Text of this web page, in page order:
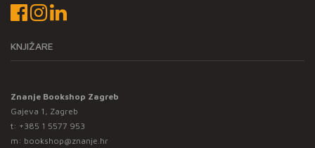
KNJIŽARE
Znanje Bookshop Zagreb
Gajeva 1, Zagreb
t: +385 1 5577 953
m: bookshop@znanje.hr